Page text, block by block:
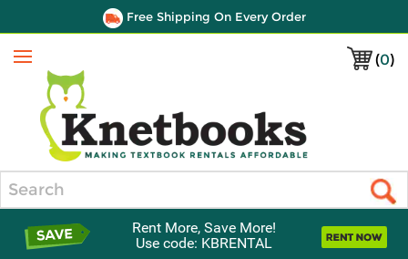
Free Shipping On Every Order
(0)
Menu
Rent More, Save More!
Use code: KBRENTAL